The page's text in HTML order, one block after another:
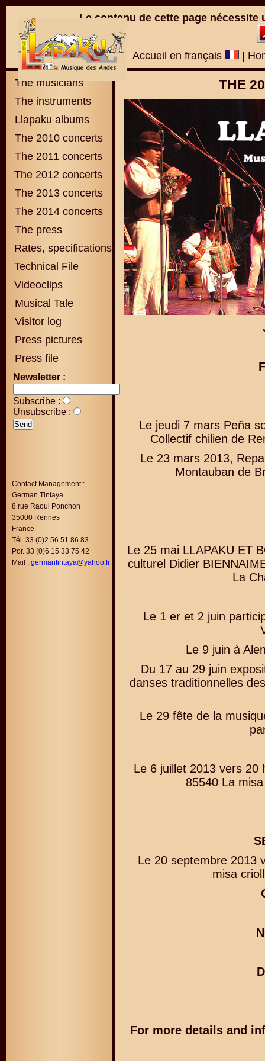
Le contenu de cette page nécessite
Accueil en français
The musicians
The instruments
Llapaku albums
The 2010 concerts
The 2011 concerts
The 2012 concerts
The 2013 concerts
The 2014 concerts
The press
Rates, specifications
Technical File
Videoclips
Musical Tale
Visitor log
Press pictures
Press file
Newsletter :
Subscribe :
Unsubscribe :
Contact Management :
German Tintaya
8 rue Raoul Ponchon
35000 Rennes
France
Tél. 33 (0)2 56 51 86 83
Por. 33 (0)6 15 33 75 42
Mail : germantintaya@yahoo.fr
THE
Le jeudi 7 mars Peña
Collectif chilien de
Le 23 mars 2013,
Montauban de
Le 25 mai LLAPAKU ET
culturel Didier
La
Le 1 er et 2 juin
Le 9 juin à
Du 17 au 29 juin
danses traditionnelles
Le 29 fête de la
Le 6 juillet 2013 vers 20
85540 La
Le 20 septembre 2013
misa
For more details and